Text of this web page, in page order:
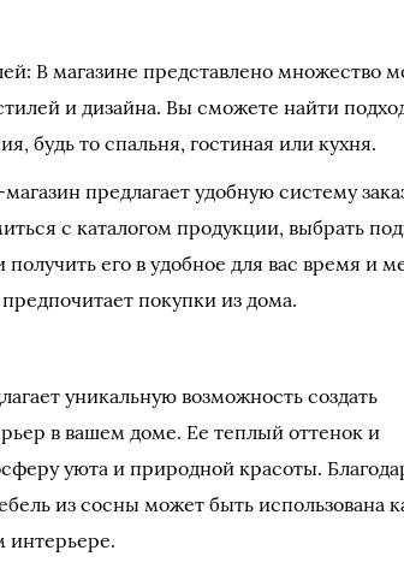
В магазине представлено множество
и дизайна. Вы сможете найти
будь то спальня, гостиная или кухня.
предлагает удобную систему
с каталогом продукции, выбрать
его в удобное для вас время и
покупки из дома.
уникальную возможность создать
в вашем доме. Ее теплый оттенок и
уюта и природной красоты.
из сосны может быть использована
интерьере.